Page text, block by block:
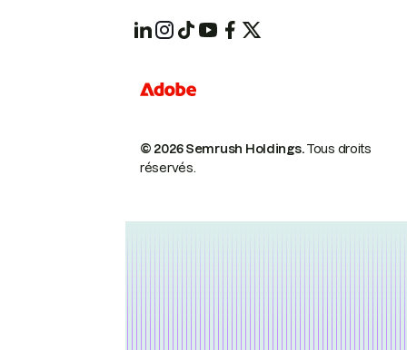
© 2026 Semrush Holdings.Tous droits
réservés.